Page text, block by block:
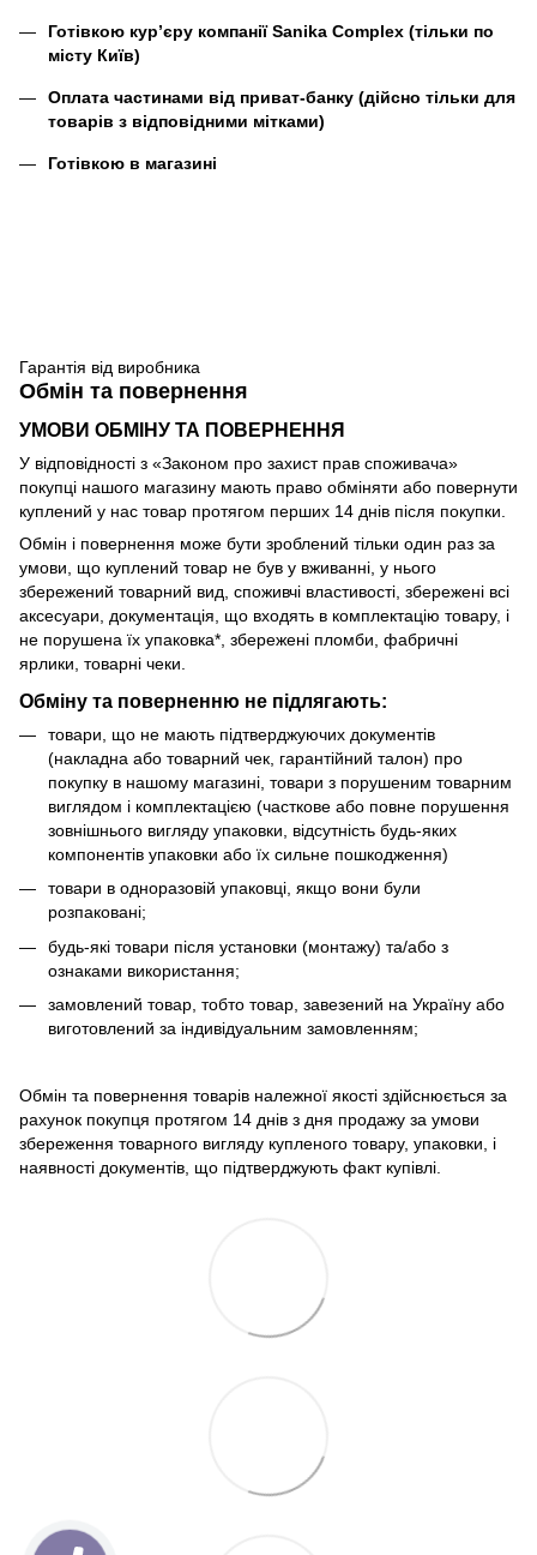
Готівкою кур’єру компаніїSanika Complex (тільки по
місту Київ)
Оплата частинами від приват-банку (дійсно тільки для
товарів з відповідними мітками)
Готівкою в магазині
Гарантія від виробника
Обмін та повернення
УМОВИ ОБМІНУ ТА ПОВЕРНЕННЯ
У відповідності з «Законом про захист прав споживача»
покупці нашого магазину мають право обміняти або повернути
куплений у нас товар протягом перших 14 днів після покупки.
Обмін і повернення може бути зроблений тільки один раз за
умови, що куплений товар не був у вживанні, у нього
збережений товарний вид, споживчі властивості, збережені всі
аксесуари, документація, що входять в комплектацію товару, і
не порушена їх упаковка*, збережені пломби, фабричні
ярлики, товарні чеки.
Обміну та поверненню не підлягають:
товари, що не мають підтверджуючих документів
(накладна або товарний чек, гарантійний талон) про
покупку в нашому магазині, товари з порушеним товарним
виглядом і комплектацією (часткове або повне порушення
зовнішнього вигляду упаковки, відсутність будь-яких
компонентів упаковки або їх сильне пошкодження)
товари в одноразовій упаковці, якщо вони були
розпаковані;
будь-які товари після установки (монтажу) та/або з
ознаками використання;
замовлений товар, тобто товар, завезений на Україну або
виготовлений за індивідуальним замовленням;
Обмін та повернення товарів належної якості здійснюється за
рахунок покупця протягом 14 днів з дня продажу за умови
збереження товарного вигляду купленого товару, упаковки, і
наявності документів, що підтверджують факт купівлі.